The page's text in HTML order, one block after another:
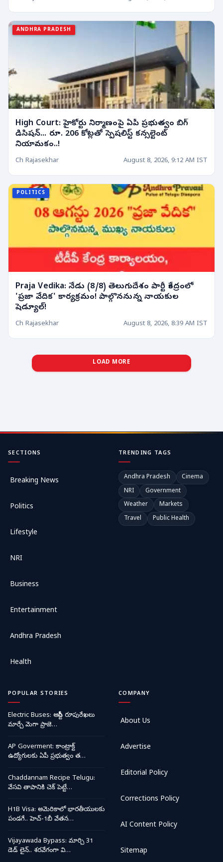
ANDHRA PRADESH
High Court: హైకోర్టు నిర్మాణంపై ఏపీ ప్రభుత్వం బిగ్
డిసిషన్... రూ. 206 కోట్లతో స్పెషలిస్ట్ కన్సల్టెంట్
నియామకం..!
Ch Rajasekhar August 8, 2026, 9:12 AM IST
POLITICS
Praja Vedika: నేడు (8/8) తెలుగుదేశం పార్టీ కేంద్రంలో
'ప్రజా వేదిక' కార్యక్రమం! పాల్గొననున్న నాయకుల
షెడ్యూల్!
Ch Rajasekhar August 8, 2026, 8:39 AM IST
LOAD MORE
SECTIONS
Breaking News
Politics
Lifestyle
NRI
Business
Entertainment
Andhra Pradesh
Health
TRENDING TAGS
Andhra Pradesh
Cinema
NRI
Government
Weather
Markets
Travel
Public Health
POPULAR STORIES
Electric Buses: ఆర్టీసీ రూపురేఖలు
మార్చే మెగా ప్రాజె…
AP Goverment: కాంట్రాక్ట్
ఉద్యోగులకు ఏపీ ప్రభుత్వం త…
Chaddannam Recipe Telugu:
వేసవి తాపానికి చెక్ పెట్టే…
H1B Visa: అమెరికాలో భారతీయులకు
పండగే.. హెచ్-1బీ వేతన…
Vijayawada Bypass: మార్చి 31
డెడ్ లైన్.. శరవేగంగా వి…
COMPANY
About Us
Advertise
Editorial Policy
Corrections Policy
AI Content Policy
Sitemap